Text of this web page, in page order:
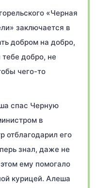
«Черная
заключается в
добром на добро,
тебе добро, не
чего-то
спас Черную
в
отблагодарил его
знал, даже не
ему помогало
курицей. Алеша